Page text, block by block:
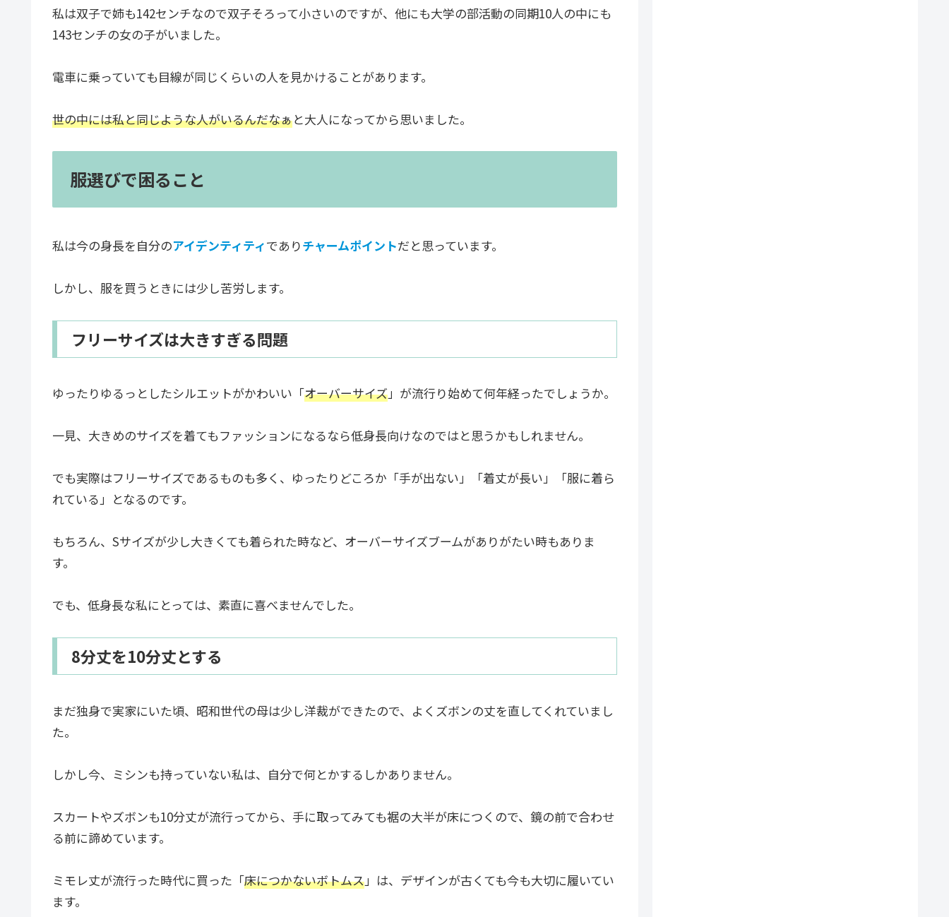
私は双子で姉も142センチなので双子そろって小さいのですが、他にも大学の部活動の同期10人の中にも
143センチの女の子がいました。
電車に乗っていても目線が同じくらいの人を見かけることがあります。
世の中には私と同じような人がいるんだなぁと大人になってから思いました。
服選びで困ること
私は今の身長を自分のアイデンティティでありチャームポイントだと思っています。
しかし、服を買うときには少し苦労します。
フリーサイズは大きすぎる問題
ゆったりゆるっとしたシルエットがかわいい「オーバーサイズ」が流行り始めて何年経ったでしょうか。
一見、大きめのサイズを着てもファッションになるなら低身長向けなのではと思うかもしれません。
でも実際はフリーサイズであるものも多く、ゆったりどころか「手が出ない」「着丈が長い」「服に着ら
れている」となるのです。
もちろん、Sサイズが少し大きくても着られた時など、オーバーサイズブームがありがたい時もありま
す。
でも、低身長な私にとっては、素直に喜べませんでした。
8分丈を10分丈とする
まだ独身で実家にいた頃、昭和世代の母は少し洋裁ができたので、よくズボンの丈を直してくれていまし
た。
しかし今、ミシンも持っていない私は、自分で何とかするしかありません。
スカートやズボンも10分丈が流行ってから、手に取ってみても裾の大半が床につくので、鏡の前で合わせ
る前に諦めています。
ミモレ丈が流行った時代に買った「床につかないボトムス」は、デザインが古くても今も大切に履いてい
ます。